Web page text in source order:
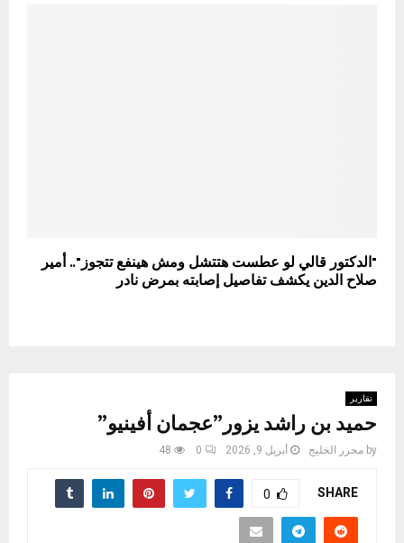
"الدكتور قالي لو عطست هتتشل ومش هينفع تتجوز".. أمير
صلاح الدين يكشف تفاصيل إصابته بمرض نادر
تقارير
حميد بن راشد يزور”عجمان أفينيو”
by محرر الخليج أبريل 9, 2026 0
48
SHARE
0